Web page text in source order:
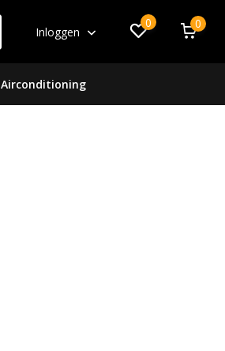
Inloggen
0 0
Airconditioning